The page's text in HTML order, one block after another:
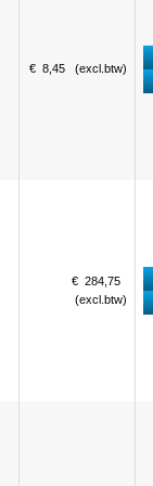
€ 8 ,45 (excl.btw)
€ 284 ,75
(excl.btw)